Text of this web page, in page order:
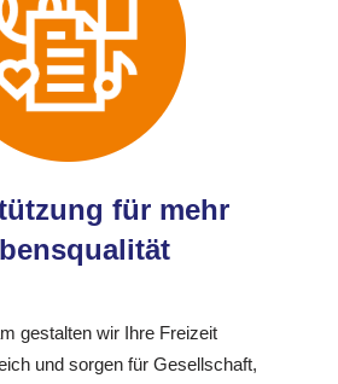
für mehr
gestalten wir Ihre Freizeit
und sorgen für Gesellschaft,